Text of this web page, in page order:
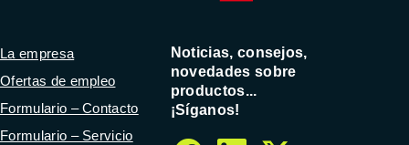
La empresa
Ofertas de empleo
Formulario – Contacto
Formulario – Servicio
Noticias, consejos,
novedades sobre
productos...
¡Síganos!